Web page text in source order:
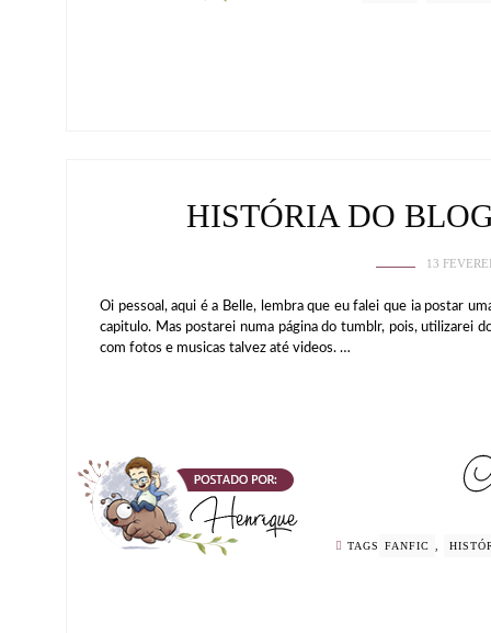
HISTÓRIA DO
13
Oi pessoal, aqui é a Belle, lembra que eu falei que ia postar
capitulo. Mas postarei numa página do tumblr, pois, utilizarei
com fotos e musicas talvez até videos. …
TAGS FANFIC